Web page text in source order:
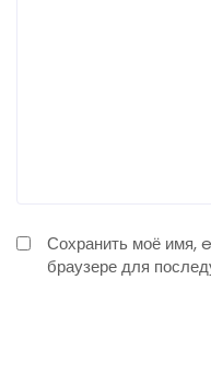
Сохранить моё имя,
браузере для